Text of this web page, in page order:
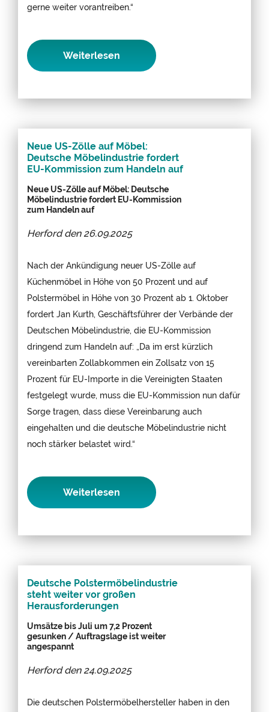
gerne weiter vorantreiben.“
Weiterlesen
Neue US-Zölle auf Möbel:
Deutsche Möbelindustrie fordert
EU-Kommission zum Handeln auf
Neue US-Zölle auf Möbel: Deutsche
Möbelindustrie fordert EU-Kommission
zum Handeln auf
Herford den 26.09.2025
Nach der Ankündigung neuer US-Zölle auf
Küchenmöbel in Höhe von 50 Prozent und auf
Polstermöbel in Höhe von 30 Prozent ab 1. Oktober
fordert Jan Kurth, Geschäftsführer der Verbände der
Deutschen Möbelindustrie, die EU-Kommission
dringend zum Handeln auf: „Da im erst kürzlich
vereinbarten Zollabkommen ein Zollsatz von 15
Prozent für EU-Importe in die Vereinigten Staaten
festgelegt wurde, muss die EU-Kommission nun dafür
Sorge tragen, dass diese Vereinbarung auch
eingehalten und die deutsche Möbelindustrie nicht
noch stärker belastet wird.“
Weiterlesen
Deutsche Polstermöbelindustrie
steht weiter vor großen
Herausforderungen
Umsätze bis Juli um 7,2 Prozent
gesunken / Auftragslage ist weiter
angespannt
Herford den 24.09.2025
Die deutschen Polstermöbelhersteller haben in den